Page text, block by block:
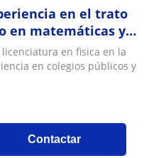
en el trato
en matemáticas y
los horariosen fisica en la
en colegios públicos y
Contactar